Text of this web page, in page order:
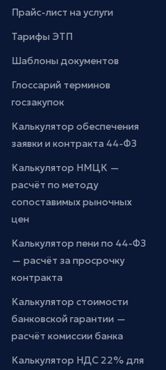
Прайс-лист на услуги
Тарифы ЭТП
Шаблоны документов
Глоссарий терминов
госзакупок
Калькулятор обеспечения
заявки и контракта 44-ФЗ
Калькулятор НМЦК —
расчёт по методу
сопоставимых рыночных
цен
Калькулятор пени по 44-ФЗ
— расчёт за просрочку
контракта
Калькулятор стоимости
банковской гарантии —
расчёт комиссии банка
Калькулятор НДС 22% для